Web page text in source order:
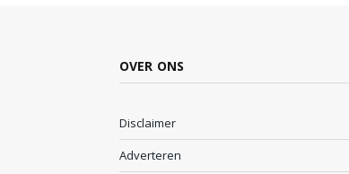
OVER ONS
Disclaimer
Adverteren